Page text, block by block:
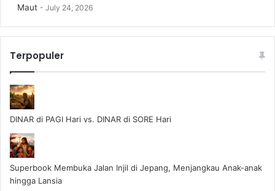
Maut
July 24, 2026
Terpopuler
DINAR di PAGI Hari vs. DINAR di SORE Hari
Superbook Membuka Jalan Injil di Jepang, Menjangkau Anak-anak
hingga Lansia